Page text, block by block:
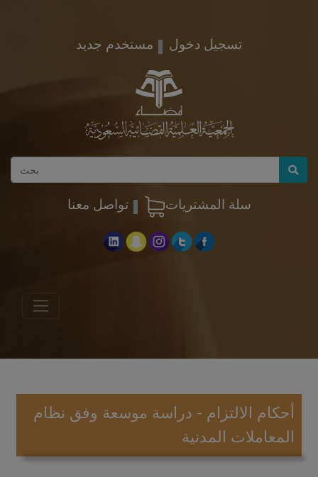
مستخدم جديد تسجيل دخول
تواصل معنا سلة المشتريات
أحكام الالتزام - دراسة موسعة وفق نظام
المعاملات المدنية